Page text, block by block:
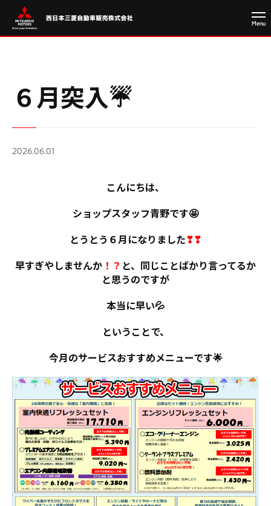
６月突入☔
2026.06.01
こんにちは、
ショップスタッフ青野です🤩
とうとう６月になりました❣❣
早すぎやしませんか ！？ と、同じことばかり言ってるか
と思うのですが
本当に早い💦
ということで、
今月のサービスおすすめメニューです🌟